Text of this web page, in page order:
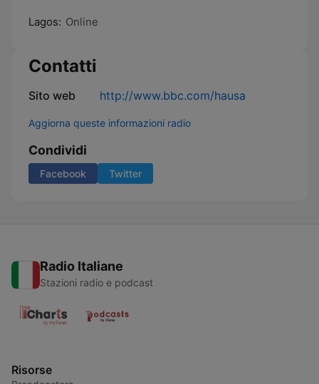
Lagos: Online
Contatti
Sito web http://www.bbc.com/hausa
Aggiorna queste informazioni radio
Condividi
Facebook Twitter
Radio Italiane
Stazioni radio e podcast
Risorse